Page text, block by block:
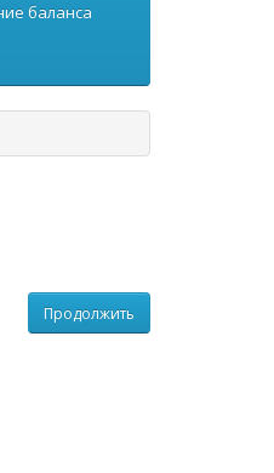
баланса
Продолжить